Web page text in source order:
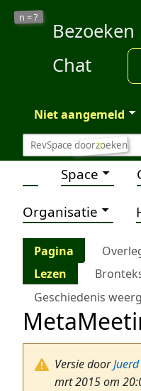
?
n =?
Bezoeken
Chat
Niet aangemeld
Space
Organisatie
Pagina
Lezen
Geschiedenis
Versie doorJuerd
mrt 2015 om